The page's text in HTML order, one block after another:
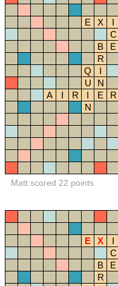
E
X I
C
B
E
R
Q
I
U
N
A
I R I E
R
N
Matt scored 22 points
E X I
C
B
E
R